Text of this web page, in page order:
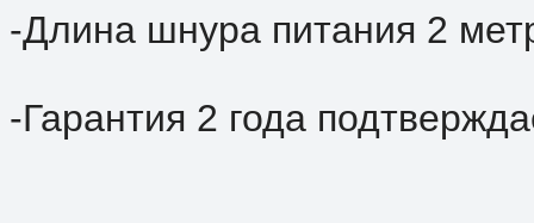
-Длина шнура питания 2
-Гарантия 2 года